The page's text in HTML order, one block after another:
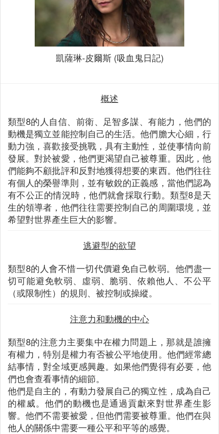
凱薩琳-皮爾斯 (吸血鬼日記)
概述
類型8的人自信、前衛、足智多謀、有能力，他們的
動機是獨立並能控制自己的生活。他們膽大心細，行
動力強，喜歡接受挑戰，具有主動性，並使事情向前
發展。對於被愛，他們更渴望自己被尊重。因此，他
們能夠不顧批評和反對地獲得想要的東西。他們往往
有個人的榮譽準則，並有敏銳的正義感，當他們認為
有不公正的情況時，他們就會採取行動。類型8是天
生的領導者，他們往往需要控制自己的周圍環境，並
希望對世界產生巨大的影響。
逃避型的欲望
類型8的人會不惜一切代價避免自己軟弱。他們盡一
切可能避免軟弱、虛弱、脆弱、依賴他人、不公平
（或限制性）的規則、被控制或操縱。
注意力和動機的中心
類型8的注意力主要集中在權力問題上，那就是誰擁
有權力，特別是權力有否被公平地使用。他們經常總
結事情，對全域更感興趣。如果他們覺得有必要，他
們也會查看事情的細節。
他們是自主的，有動力發展自己的獨立性，成為自己
的權威。他們的動機也是通過貢獻來對世界產生影
響。他們不需要被愛，但他們需要被尊重。他們在與
他人的關係中需要一種公平和平等的感覺。